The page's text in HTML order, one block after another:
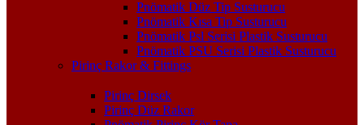
Pnömatik Düz Tip Susturucu
Pnömatik Kısa Tip Susturucu
Pnömatik Psl Serisi Plastik Susturucu
Pnömatik PSU Serisi Plastik Susturucu
Pirinç Rakor & Fittings
Pirinç Dirsek
Pirinç Düz Rakor